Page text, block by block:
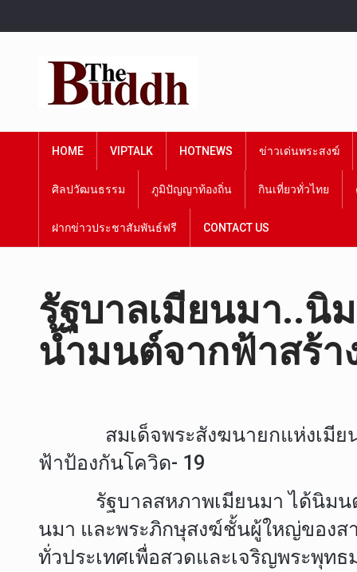
HOME VIPTALK HOTNEWS ข่าวเด่นพระสงฆ์
ศิลปวัฒนธรรม ภูมิปัญญาท้องถิ่น กินเที่ยวทั่วไทย
ฝากข่าวประชาสัมพันธ์ฟรี CONTACT US
รัฐบาลเมียนมา..
น้ำมนต์จากฟ้าสร้า
สมเด็จพระสังฆนายกแห่งเมียนม
ฟ้าป้องกันโควิด- 19
รัฐบาลสหภาพเมียนมา ได้นิมนต์อ
นมา และพระภิกษุสงฆ์ชั้นผู้ใหญ่ของส
ทั่วประเทศเพื่อสวดและเจริญพระพุท